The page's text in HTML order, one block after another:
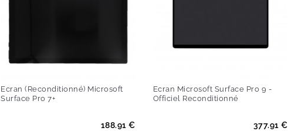
Ecran (Reconditionné) Microsoft
Surface Pro 7+
188.91 €
Ecran Microsoft Surface Pro 9 -
Officiel Reconditionné
377.91 €